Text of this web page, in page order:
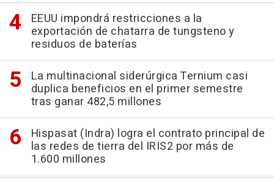
EEUU impondrá restricciones a la
exportación de chatarra de tungsteno y
residuos de baterías
La multinacional siderúrgica Ternium casi
duplica beneficios en el primer semestre
tras ganar 482,5 millones
Hispasat (Indra) logra el contrato principal de
las redes de tierra del IRIS2 por más de
1.600 millones